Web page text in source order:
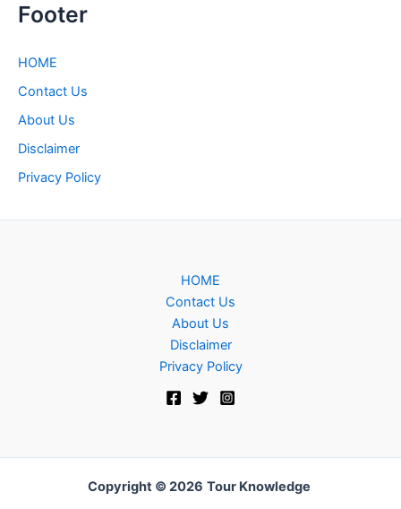
Footer
HOME
Contact Us
About Us
Disclaimer
Privacy Policy
HOME
Contact Us
About Us
Disclaimer
Privacy Policy
Copyright © 2026 Tour Knowledge